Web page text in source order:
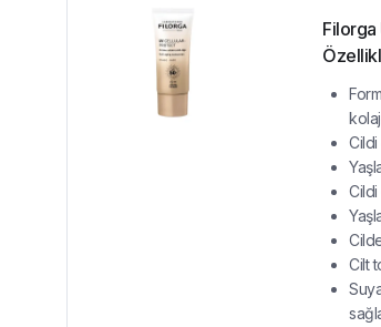
Cildi
Cilt